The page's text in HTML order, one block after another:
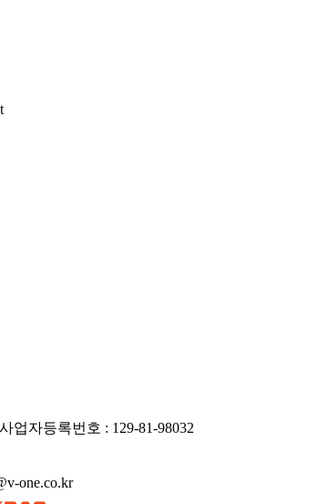
업자등록번호 : 129-81-98032
one.co.kr